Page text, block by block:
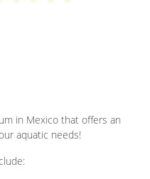
in Mexico that offers an
aquatic needs!